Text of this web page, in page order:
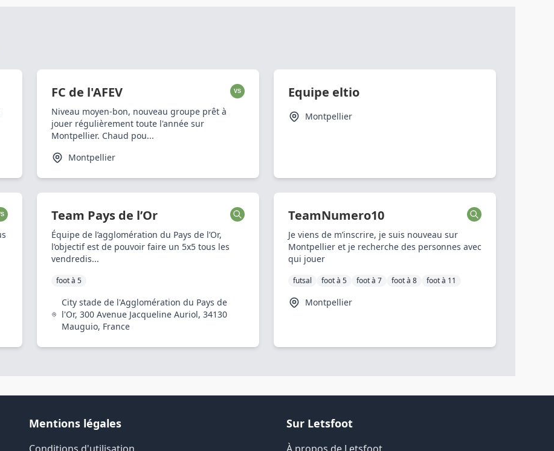
FC de l'AFEV VS
Niveau moyen-bon, nouveau groupe prêt à
jouer régulièrement toute l'année sur
Montpellier. Chaud pou...
Montpellier
Equipe eltio
Montpellier
Team Pays de l’Or
Équipe de l’agglomération du Pays de l’Or,
l’objectif est de pouvoir faire un 5x5 tous les
vendredis...
foot à 5
City stade de l'Agglomération du Pays de
l'Or, 300 Avenue Jacqueline Auriol, 34130
Mauguio, France
TeamNumero10
Je viens de m’inscrire, je suis nouveau sur
Montpellier et je recherche des personnes avec
qui jouer
futsal foot à 5 foot à 7 foot à 8 foot à 11
Montpellier
Mentions légales Sur Letsfoot